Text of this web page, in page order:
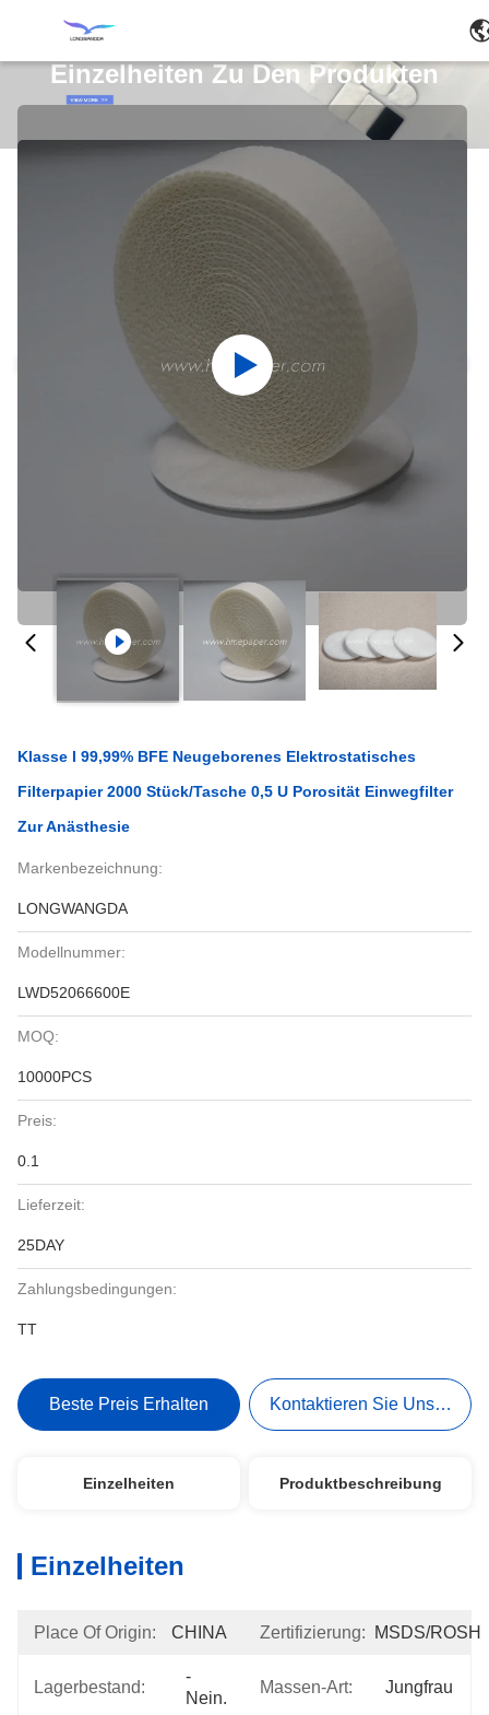
Einzelheiten Zu Den Produkten
Klasse I 99,99% BFE Neugeborenes Elektrostatisches
Filterpapier 2000 Stück/Tasche 0,5 U Porosität Einwegfilter
Zur Anästhesie
Markenbezeichnung:
LONGWANGDA
Modellnummer:
LWD52066600E
MOQ:
10000PCS
Preis:
0.1
Lieferzeit:
25DAY
Zahlungsbedingungen:
TT
Beste Preis Erhalten Kontaktieren Sie Uns Jetzt
Einzelheiten Produktbeschreibung
Einzelheiten
Place Of Origin: CHINA Zertifizierung: MSDS/ROSH
Lagerbestand:
-
Nein.
Massen-Art: Jungfrau